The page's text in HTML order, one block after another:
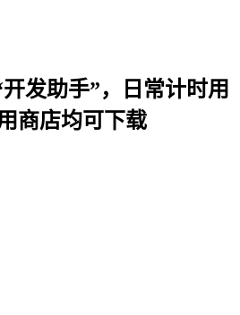
发助手”，日常计时用
商店均可下载